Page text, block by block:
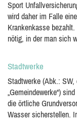
Sport
wird daher im Falle
Krankenkasse
nötig, in der man sich
Stadtwerke
Stadtwerke (Abk.: SW,
„Gemeindewerke“)
die örtliche
Wasser sicherstellen.